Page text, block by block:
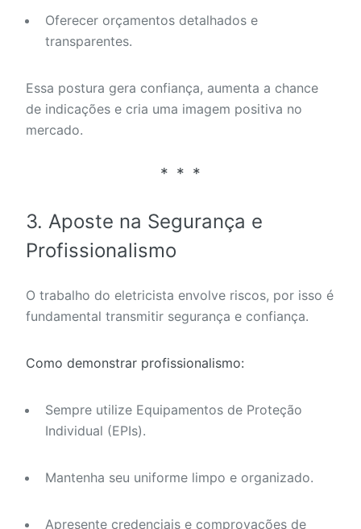
Oferecer orçamentos detalhados e
transparentes.
Essa postura gera confiança, aumenta a chance
de indicações e cria uma imagem positiva no
mercado.
3. Aposte na Segurança e
Profissionalismo
O trabalho do eletricista envolve riscos, por isso é
fundamental transmitir segurança e confiança.
Como demonstrar profissionalismo:
Sempre utilize Equipamentos de Proteção
Individual (EPIs).
Mantenha seu uniforme limpo e organizado.
Apresente credenciais e comprovações de